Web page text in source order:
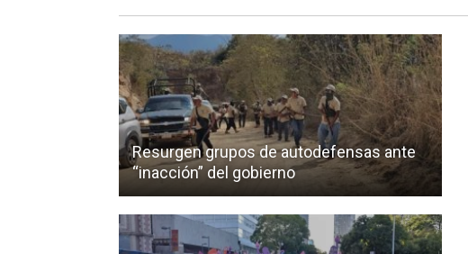
Resurgen grupos de autodefensas ante
“inacción” del gobierno